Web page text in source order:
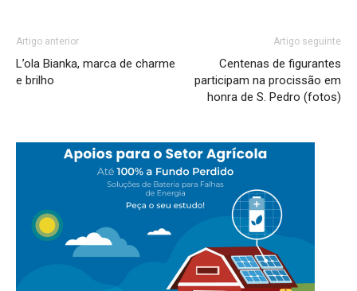
Artigo anterior
L’ola Bianka, marca de charme
e brilho
Artigo seguinte
Centenas de figurantes
participam na procissão em
honra de S. Pedro (fotos)